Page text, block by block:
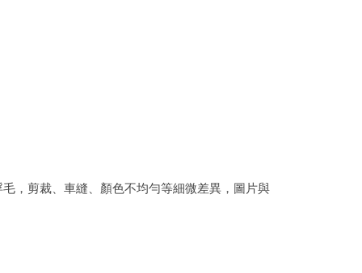
，剪裁、車縫、顏色不均勻等細微差異，圖片與